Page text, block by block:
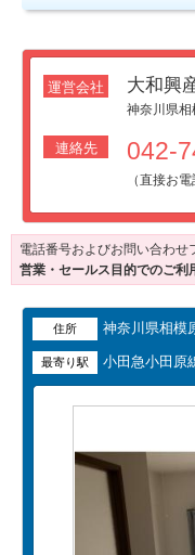
運営会社 大和興
神奈川県
連絡先 042-
（直接お
電話番号およびお問い合わせ
営業・セールス目的でのご利
住所 神奈川県相模
最寄り駅 小田急小田原